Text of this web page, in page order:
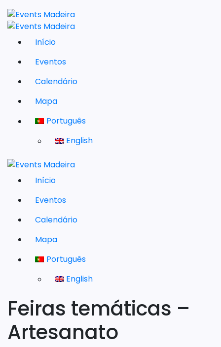
Início
Eventos
Calendário
Mapa
Português
English
Início
Eventos
Calendário
Mapa
Português
English
Feiras temáticas –
Artesanato